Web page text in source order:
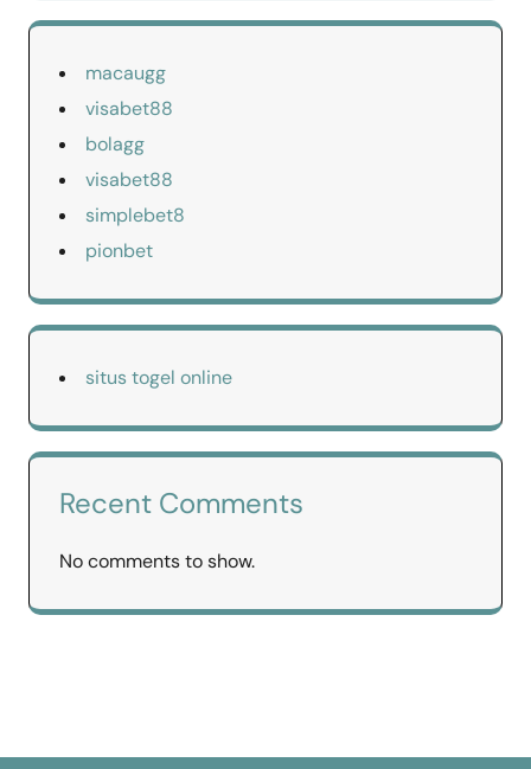
macaugg
visabet88
bolagg
visabet88
simplebet8
pionbet
situs togel online
Recent Comments
No comments to show.